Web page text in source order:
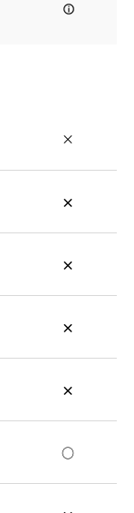
×
×
×
×
×
○